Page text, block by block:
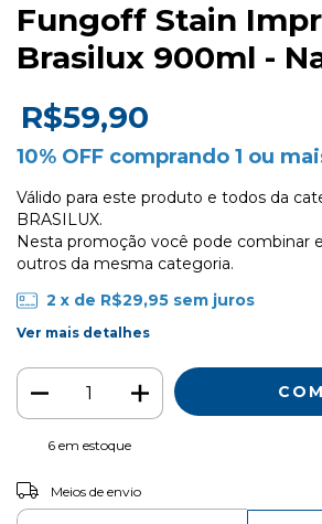
Fungoff Stain
Brasilux 900ml -
R$59,90
10% OFF comprando 1 ou
Válido para este produto e todos da
BRASILUX.
Nesta promoção você pode combinar
outros da mesma categoria.
2 x de R$29,95 sem juros
Ver mais detalhes
6 em estoque
Entregas para o CEP:
Meios de envio